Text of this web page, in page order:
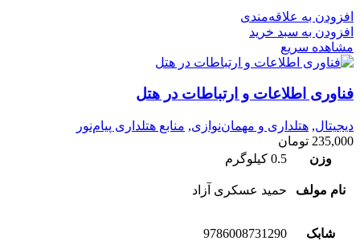
افزودن به علاقه‌مندی
افزودن به سبد خرید
مشاهده سریع
فناوری اطلاعات و ارتباطات در هتل
دیجیتال, هتلداری و مهمان‌نوازی, منابع هتلداری پیام‌نور
235,000 تومان
وزن
0.5 کیلوگرم
نام مولف حمید عسکری آزاد
شابک 9786008731290